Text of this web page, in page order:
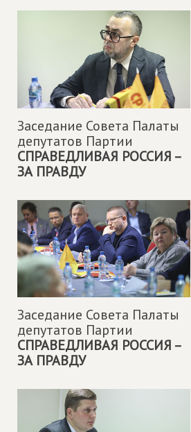
Заседание Совета Палаты
депутатов Партии
СПРАВЕДЛИВАЯ РОССИЯ –
ЗА ПРАВДУ
Заседание Совета Палаты
депутатов Партии
СПРАВЕДЛИВАЯ РОССИЯ –
ЗА ПРАВДУ